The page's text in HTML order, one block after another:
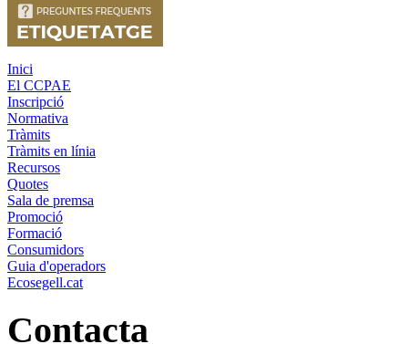
Inici
El CCPAE
Inscripció
Normativa
Tràmits
Tràmits en línia
Recursos
Quotes
Sala de premsa
Promoció
Formació
Consumidors
Guia d'operadors
Ecosegell.cat
Contacta